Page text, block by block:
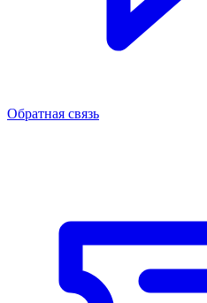
Обратная связь